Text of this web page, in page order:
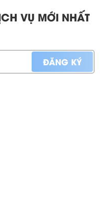
VỤ MỚI NHẤT